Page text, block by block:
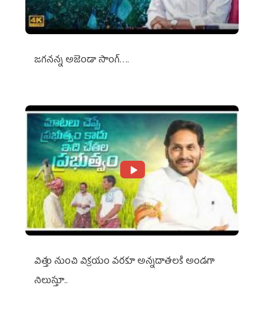
జగనన్న అజెండా సాంగ్….
విత్తు నుంచి విక్రయం వరకూ అన్నదాతలకి అండగా
నిలుస్తూ..